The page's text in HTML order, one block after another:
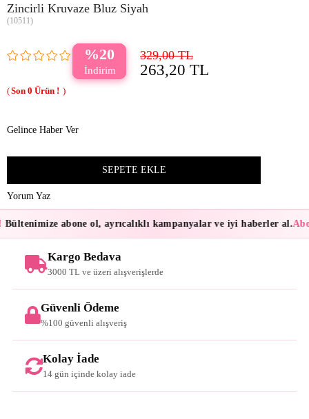
Zincirli Kruvaze Bluz Siyah
(10511)
20 329,00 TL
263,20 TL
0
Gelince Haber Ver
Yorum Yaz
Bültenimize abone ol, ayrıcalıklı kampanyalar ve iyi haberler al.
Kargo Bedava
3000 TL ve üzeri alışverişlerde
Güvenli Ödeme
%100 güvenli alışveriş
Kolay İade
14 gün içinde kolay iade